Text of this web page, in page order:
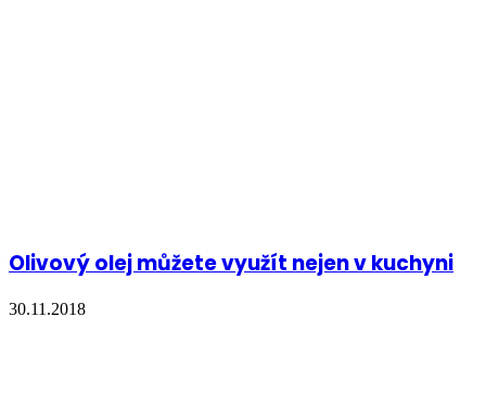
Olivový olej můžete využít nejen v kuchyni
30.11.2018